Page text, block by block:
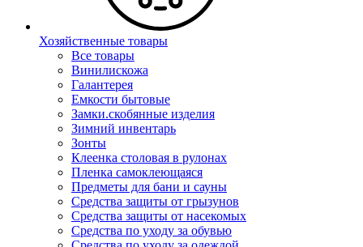
Хозяйственные товары
Все товары
Винилискожа
Галантерея
Емкости бытовые
Замки.скобянные изделия
Зимний инвентарь
Зонты
Клеенка столовая в рулонах
Пленка самоклеющаяся
Предметы для бани и сауны
Средства защиты от грызунов
Средства защиты от насекомых
Средства по уходу за обувью